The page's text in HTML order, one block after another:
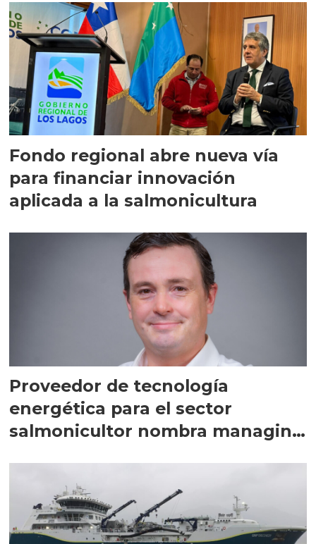
Fondo regional abre nueva vía
para financiar innovación
aplicada a la salmonicultura
Proveedor de tecnología
energética para el sector
salmonicultor nombra managing